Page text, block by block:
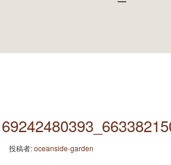
投稿者:oceanside-garden